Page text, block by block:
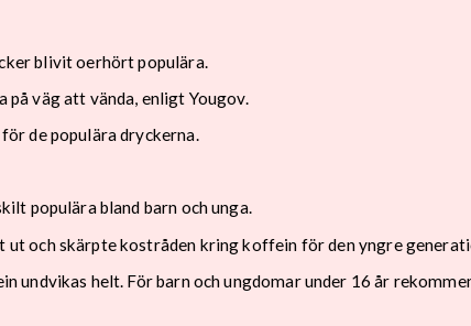
blivit oerhört populära.
på väg att vända, enligt Yougov.
de populära dryckerna.
populära bland barn och unga.
ut och skärpte kostråden kring koffein för den yngre
undvikas helt. För barn och ungdomar under 16 år